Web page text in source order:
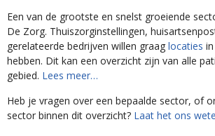
Een van de grootste en snelst groeiende
De Zorg. Thuiszorginstellingen,
gerelateerde bedrijven willen graag locaties
hebben. Dit kan een overzicht zijn van alle
gebied. Lees meer…
Heb je vragen over een bepaalde sector, of
sector binnen dit overzicht? Laat het ons